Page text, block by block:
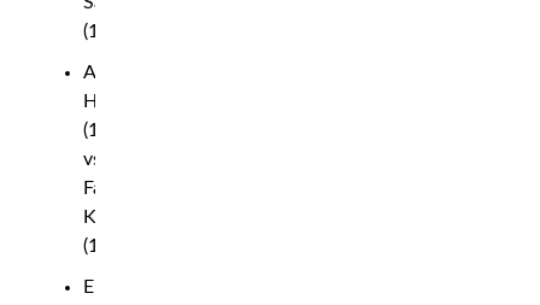
(145.6)
Angela
Hill
(115.6)
vs.
Fatima
Kline
(115.4)
Eric